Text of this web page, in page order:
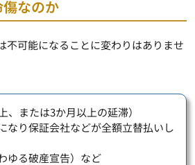
なのか
不可能になることに変わりはありませ
、または3か月以上の延滞）
なり保証会社などが全額立替払いし
ゆる破産宣告）など